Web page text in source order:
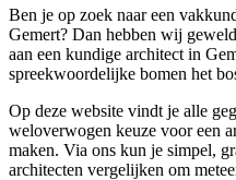
Ben je op zoek naar een
Gemert? Dan hebben wij
aan een kundige architect in
spreekwoordelijke bomen het
Op deze website vindt je alle
weloverwogen keuze voor een
maken. Via ons kun je simpel,
architecten vergelijken om